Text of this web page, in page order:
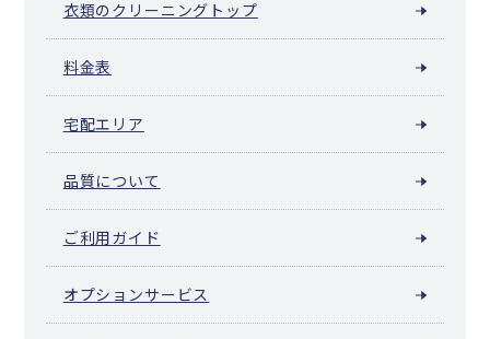
衣類のクリーニングトップ
料金表
宅配エリア
品質について
ご利用ガイド
オプションサービス